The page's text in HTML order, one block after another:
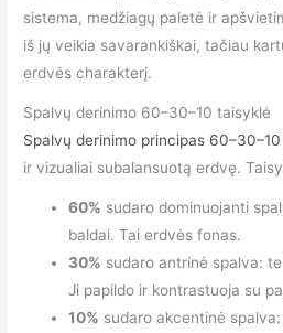
sistema, medžiagų paletė ir
iš jų veikia savarankiškai, tačiau
erdvės charakterį.
Spalvų derinimo 60–30–10 taisyklė
Spalvų derinimo principas 60–30–10
ir vizualiai subalansuotą erdvę.
60% sudaro dominuojanti
baldai. Tai erdvės fonas.
30% sudaro antrinė spalva:
Ji papildo ir kontrastuoja su
10% sudaro akcentinė